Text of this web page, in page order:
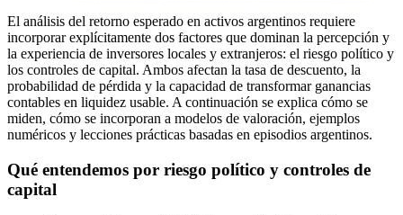
El análisis del retorno esperado en activos argentinos requiere
incorporar explícitamente dos factores que dominan la percepción y
la experiencia de inversores locales y extranjeros: el riesgo político y
los controles de capital. Ambos afectan la tasa de descuento, la
probabilidad de pérdida y la capacidad de transformar ganancias
contables en liquidez usable. A continuación se explica cómo se
miden, cómo se incorporan a modelos de valoración, ejemplos
numéricos y lecciones prácticas basadas en episodios argentinos.
Qué entendemos por riesgo político y controles de
capital